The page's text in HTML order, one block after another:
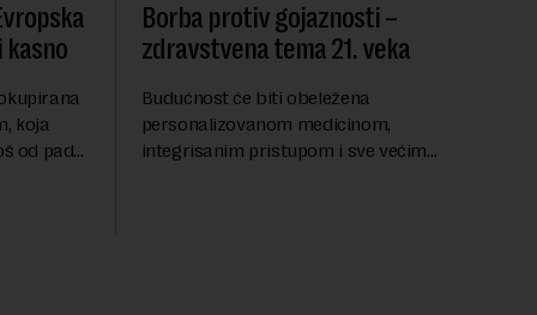
koja
od pada
Borba protiv gojaznosti –
zdravstvena tema 21. veka
Budućnost će biti obeležena
personalizovanom medicinom,
integrisanim pristupom i sve većim